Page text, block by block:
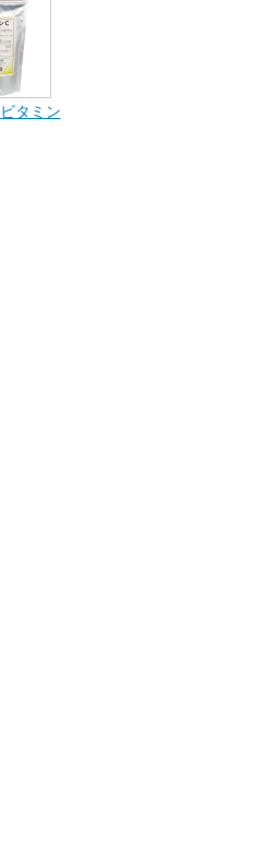
タミン